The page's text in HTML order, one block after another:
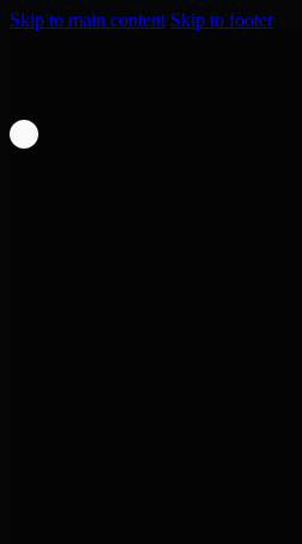
Skip to main content Skip to footer